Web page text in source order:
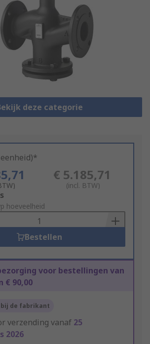
deze categorie
€ 5.185,71
(incl. BTW)
hoeveelheid
Bestellen
voor bestellingen van
€ 90,00
de fabrikant
verzending vanaf 25
2026